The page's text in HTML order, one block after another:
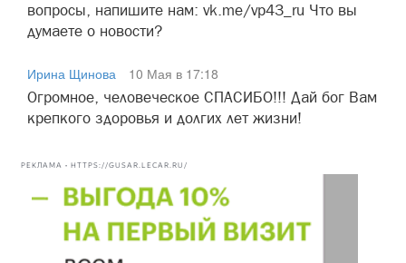
вопросы, напишите нам: vk.me/vp43_ru Что вы
думаете о новости?
Ирина Щинова
10 Мая в 17:18
Огромное, человеческое СПАСИБО!!! Дай бог Вам
крепкого здоровья и долгих лет жизни!
РЕКЛАМА • HTTPS://GUSAR.LECAR.RU/